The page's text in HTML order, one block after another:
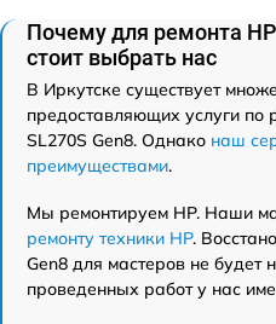
Почему для ремонта
стоит выбрать нас
В Иркутске существует
предоставляющих услуги по
SL270S Gen8. Однако наш
преимуществами.
Мы ремонтируем HP. Наши
ремонту техники HP.
Gen8 для мастеров не будет
проведенных работ у нас